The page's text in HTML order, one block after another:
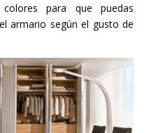
para que puedas
armario según el gusto de